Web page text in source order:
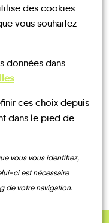
?
!
des cookies.
vous souhaitez
données dans
.
ces choix depuis
dans le pied de
vous vous identifiez,
ci est nécessaire
de votre navigation.